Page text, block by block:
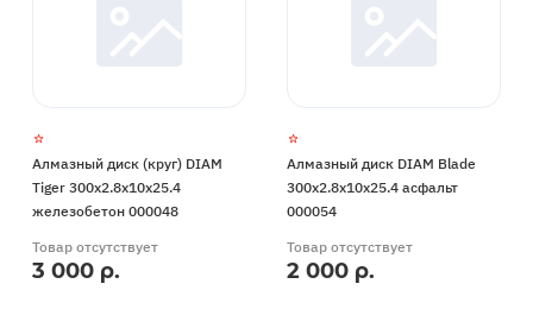
Алмазный диск (круг) DIAM
Tiger 300x2.8x10x25.4
железобетон 000048
Товар отсутствует
3 000 р.
Алмазный диск DIAM Blade
300x2.8x10x25.4 асфальт
000054
Товар отсутствует
2 000 р.